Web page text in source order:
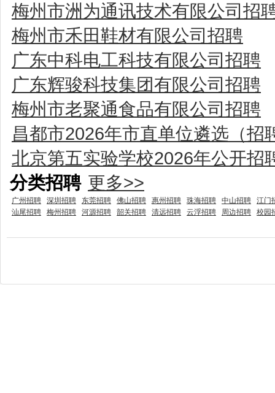
梅州市洲为通讯技术有限公司招
梅州市禾田鞋材有限公司招聘
广东中科电工科技有限公司招聘
广东辉骏科技集团有限公司招聘
梅州市老聚通食品有限公司招聘
昌都市2026年市直单位遴选（
北京第五实验学校2026年公开招
分类招聘 更多>>
广州招聘 深圳招聘 东莞招聘 佛山招聘 惠州招聘 珠海招聘 中山招聘
江门
汕尾招聘
梅州招聘 河源招聘 韶关招聘 清远招聘 云浮招聘 周边招聘 校园